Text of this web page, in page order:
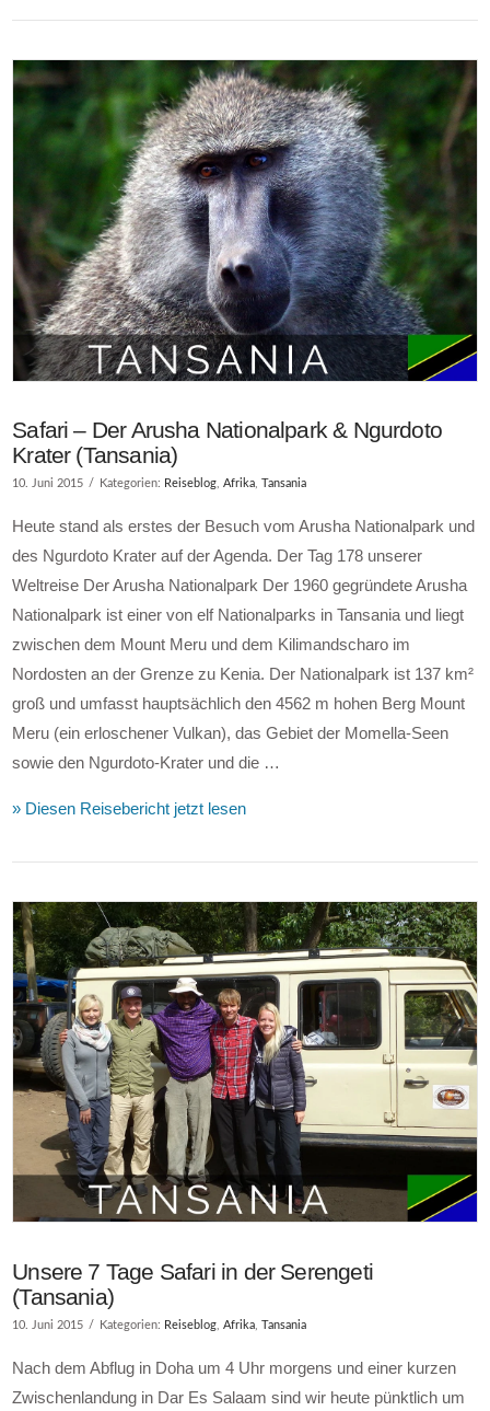
VIEW POST
Safari – Der Arusha Nationalpark & Ngurdoto
Krater (Tansania)
10. Juni 2015 Kategorien: Reiseblog ,Afrika ,Tansania
Heute stand als erstes der Besuch vom Arusha Nationalpark und
des Ngurdoto Krater auf der Agenda. Der Tag 178 unserer
Weltreise Der Arusha Nationalpark Der 1960 gegründete Arusha
Nationalpark ist einer von elf Nationalparks in Tansania und liegt
zwischen dem Mount Meru und dem Kilimandscharo im
Nordosten an der Grenze zu Kenia. Der Nationalpark ist 137 km²
groß und umfasst hauptsächlich den 4562 m hohen Berg Mount
Meru (ein erloschener Vulkan), das Gebiet der Momella-Seen
sowie den Ngurdoto-Krater und die …
» Diesen Reisebericht jetzt lesen
Unsere 7 Tage Safari in der Serengeti
(Tansania)
10. Juni 2015 Kategorien: Reiseblog ,Afrika ,Tansania
Nach dem Abflug in Doha um 4 Uhr morgens und einer kurzen
Zwischenlandung in Dar Es Salaam sind wir heute pünktlich um